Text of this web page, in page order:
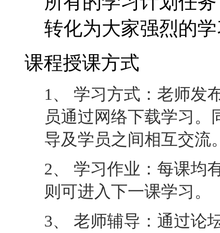
转化为大家强烈的
课程授课方式
1、 学习方式：老师发
员通过网络下载学习
导及学员之间相互交流
2、 学习作业：每课均
则可进入下一课学习。
3、 老师辅导：通过论